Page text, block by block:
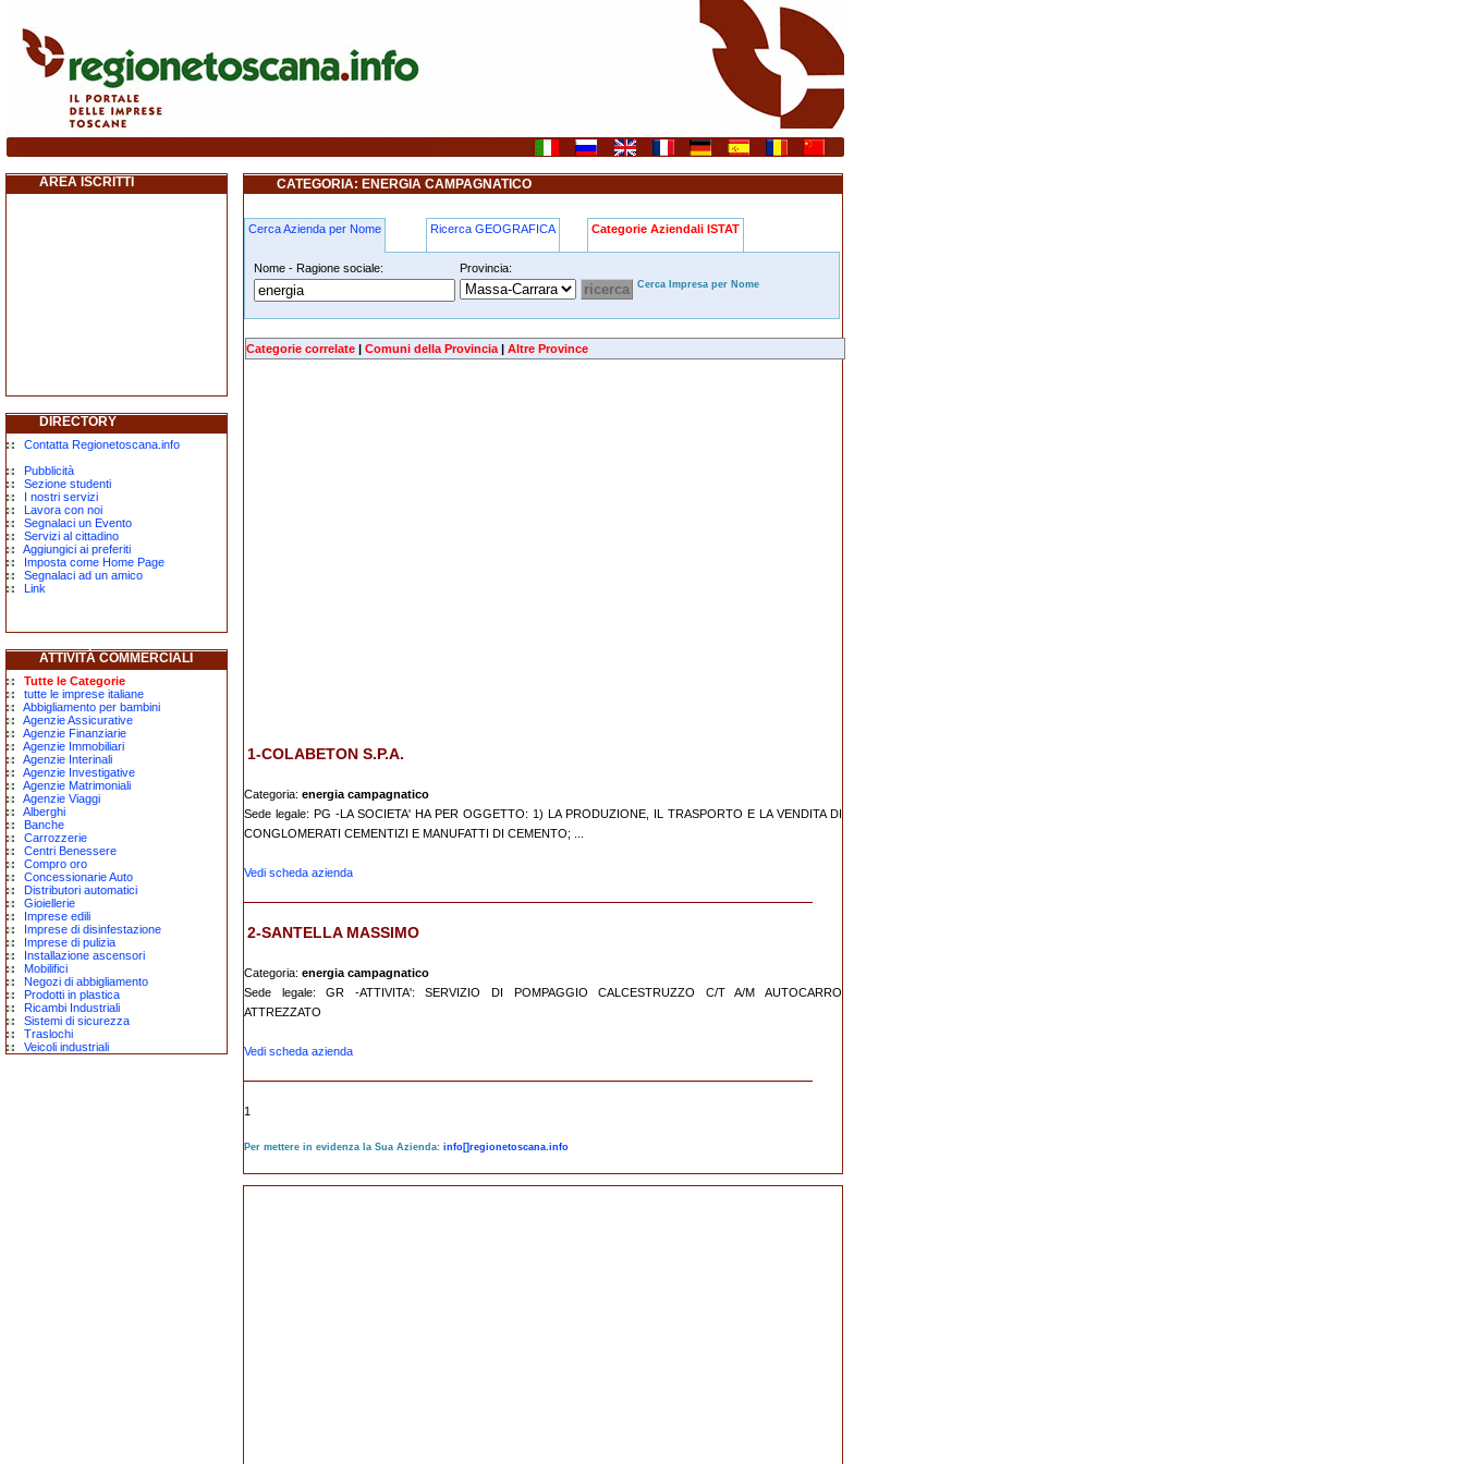
energia campagnatico
AREA ISCRITTI
DIRECTORY
Contatta Regionetoscana.info
Pubblicità
Sezione studenti
I nostri servizi
Lavora con noi
Segnalaci un Evento
Servizi al cittadino
Aggiungici ai preferiti
Imposta come Home Page
Segnalaci ad un amico
Link
ATTIVITÀ COMMERCIALI
Tutte le Categorie
tutte le imprese italiane
Abbigliamento per bambini
Agenzie Assicurative
Agenzie Finanziarie
Agenzie Immobiliari
Agenzie Interinali
Agenzie Investigative
Agenzie Matrimoniali
Agenzie Viaggi
Alberghi
Banche
Carrozzerie
Centri Benessere
Compro oro
Concessionarie Auto
Distributori automatici
Gioiellerie
Imprese edili
Imprese di disinfestazione
Imprese di pulizia
Installazione ascensori
Mobilifici
Negozi di abbigliamento
Prodotti in plastica
Ricambi Industriali
Sistemi di sicurezza
Traslochi
Veicoli industriali
CATEGORIA: ENERGIA CAMPAGNATICO
Cerca Azienda per Nome Ricerca GEOGRAFICA Categorie Aziendali ISTAT
Nome - Ragione sociale: Provincia:
Cerca Impresa per Nome
energia campagnatico
Categorie correlate | Comuni della Provincia | Altre Province
1-COLABETON S.P.A.
Categoria: energia campagnatico
Sede legale: PG -LA SOCIETA' HA PER OGGETTO: 1) LA PRODUZIONE, IL TRASPORTO E LA VENDITA DI
CONGLOMERATI CEMENTIZI E MANUFATTI DI CEMENTO; ...
Vedi scheda azienda
2-SANTELLA MASSIMO
Categoria: energia campagnatico
Sede legale: GR -ATTIVITA': SERVIZIO DI POMPAGGIO CALCESTRUZZO C/T A/M AUTOCARRO
ATTREZZATO
Vedi scheda azienda
1
Per mettere in evidenza la Sua Azienda: info[]regionetoscana.info